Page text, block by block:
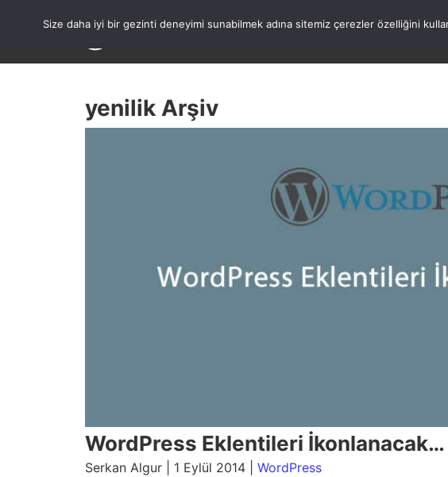
yenilik Arşiv
WordPress Eklentileri İkonlanacak…
Serkan Algur | 1 Eylül 2014 | WordPress
Size daha iyi bir gezinti deneyimi sunabilmek adına sitemiz çerezler özelliğini